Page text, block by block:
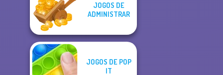
JOGOS DE
ADMINISTRAR
JOGOS DE POP
IT